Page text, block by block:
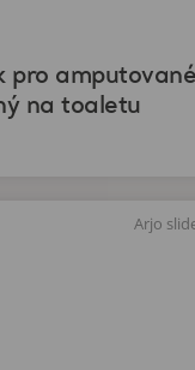
pro amputované
na toaletu
Arjo